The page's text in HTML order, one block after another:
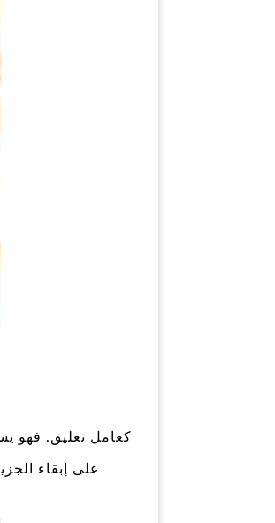
على إبقاء